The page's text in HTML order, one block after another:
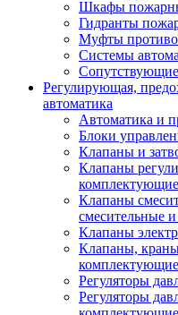
Шкафы
Гидранты
Муфты
Системы
Регулирующая,
автоматика
Автоматика и
Блоки
Клапаны и
Клапаны
комплектующие
Клапаны
смесительные
Клапаны
Клапаны,
комплектующие
Регуляторы
Регуляторы